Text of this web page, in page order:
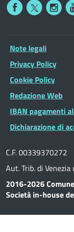
Note legali
Privacy Policy
Cookie Policy
Redazione Web
IBAN pagamenti
Dichiarazione di
C.F. 00339370272
Aut. Trib. di
2016-2026
Società in-house